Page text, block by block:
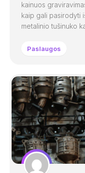
kainuos
kaip gali pasirodyti
metalinio tušinuko
Paslaugos